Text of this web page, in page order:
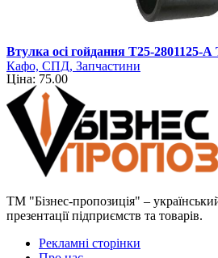
Втулка осі гойдання Т25-2801125-А
Кафо, СПД, Запчастини
Ціна: 75.00
ТМ "Бізнес-пропозиція" –
презентації підприємств та товарів.
Рекламні сторінки